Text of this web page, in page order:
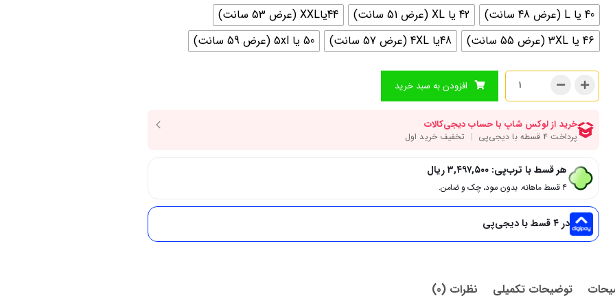
40 یا L (عرض 48 سانت) 42 یا XL (عرض 51 سانت)
44یاXXL (عرض 53 سانت)
46 یا 3XL (عرض 55 سانت)
48یا 4XL (عرض 57 سانت) 50 یا 5xl (عرض 59 سانت)
افزودن به سبد خرید
هر قسط با ترب‌پی: ۳,۴۹۷,۵۰۰ریال
۴ قسط ماهانه. بدون سود، چک و ضامن.
در ۴ قسط با دیجی‌پی
توضیحات تکمیلی نظرات (0)